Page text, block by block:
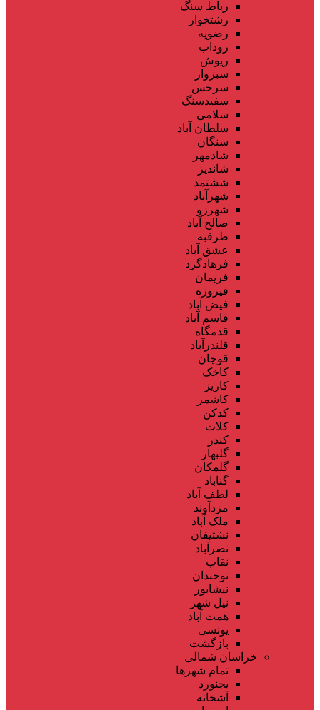
رباط سنگ
رشتخوار
رضویه
روداب
ریوش
سبزوار
سرخس
سفیدسنگ
سلامی
سلطان آباد
سنگان
شادمهر
شاندیز
ششتمد
شهرآباد
شهرزو
صالح آباد
طرقبه
عشق آباد
فرهادگرد
فریمان
فیروزه
فیض آباد
قاسم آباد
قدمگاه
قلندرآباد
قوچان
کاخک
کاریز
کاشمر
کدکن
کلات
کندر
گلبهار
گلمکان
گناباد
لطف آباد
مزدآوند
ملک آباد
نشتیفان
نصرآباد
نقاب
نوخندان
نیشابور
نیل شهر
همت آباد
یونسی
بازگشت
خراسان شمالی
تمام شهر‌ها
بجنورد
آشخانه